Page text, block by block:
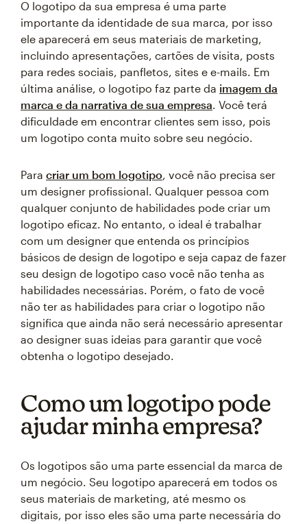
O logotipo da sua empresa é uma parte
importante da identidade de sua marca, por isso
ele aparecerá em seus materiais de marketing,
incluindo apresentações, cartões de visita, posts
para redes sociais, panfletos, sites e e-mails. Em
última análise, o logotipo faz parte da imagem da
marca e da narrativa de sua empresa. Você terá
dificuldade em encontrar clientes sem isso, pois
um logotipo conta muito sobre seu negócio.
Para criar um bom logotipo, você não precisa ser
um designer profissional. Qualquer pessoa com
qualquer conjunto de habilidades pode criar um
logotipo eficaz. No entanto, o ideal é trabalhar
com um designer que entenda os princípios
básicos de design de logotipo e seja capaz de fazer
seu design de logotipo caso você não tenha as
habilidades necessárias. Porém, o fato de você
não ter as habilidades para criar o logotipo não
significa que ainda não será necessário apresentar
ao designer suas ideias para garantir que você
obtenha o logotipo desejado.
Como um logotipo pode
ajudar minha empresa?
Os logotipos são uma parte essencial da marca de
um negócio. Seu logotipo aparecerá em todos os
seus materiais de marketing, até mesmo os
digitais, por isso eles são uma parte necessária do